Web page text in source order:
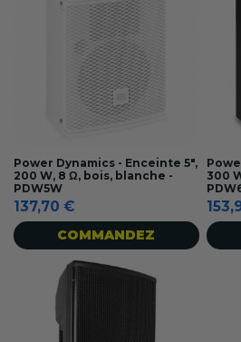
Power Dynamics - Enceinte 5",
200 W, 8 Ω, bois, blanche -
PDW5W
137,70 €
COMMANDEZ
300